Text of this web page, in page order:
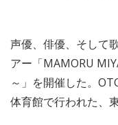
声優、俳優、そして
アー「MAMORU
～」を開催した。
体育館で行われた、